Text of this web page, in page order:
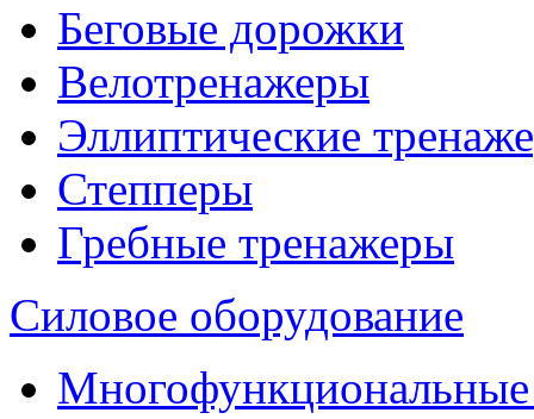
Беговые дорожки
Велотренажеры
Эллиптические
Степперы
Гребные тренажеры
Силовое оборудование